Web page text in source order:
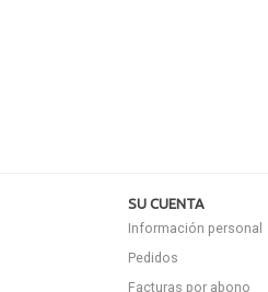
SU CUENTA
Información personal
Pedidos
Facturas por abono